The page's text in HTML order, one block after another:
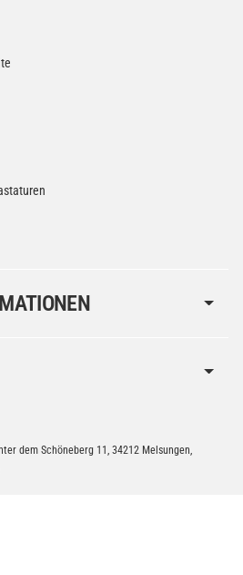
dem Schöneberg 11, 34212 Melsungen,